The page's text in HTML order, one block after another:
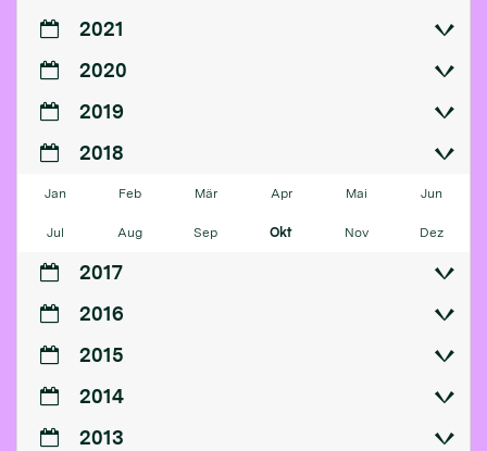
2021
2020
2019
2018
Jan Feb Mär Apr Mai Jun
Jul Aug Sep Okt Nov Dez
2017
2016
2015
2014
2013